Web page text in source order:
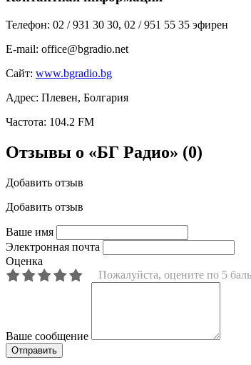
Телефон: 02 / 931 30 30, 02 / 951 55 35 эфирен
E-mail: office@bgradio.net
Сайт: www.bgradio.bg
Адрес: Плевен, Болгария
Частота: 104.2 FM
Отзывы о «БГ Радио» (0)
Добавить отзыв
Добавить отзыв
Ваше имя
Электронная почта
Оценка
Пожалуйста, оцените по 5
Ваше сообщение